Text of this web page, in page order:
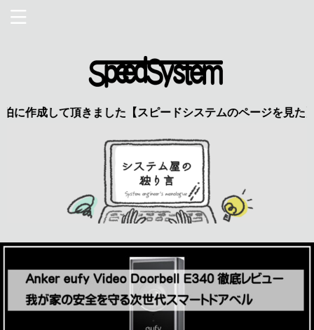
ました【スピードシステムのページを見た】で特典あり